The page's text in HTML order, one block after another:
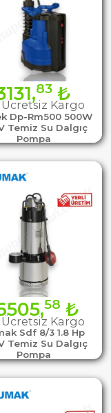
Dp-Rm500 500W
Temiz Su Dalgıç
Pompa
83 ₺
Kargo
Sdf 8/3 1.8 Hp
Temiz Su Dalgıç
Pompa
58 ₺
Kargo